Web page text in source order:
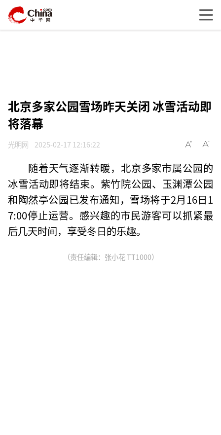
北京多家公园雪场昨天关闭 冰雪活动即
将落幕
光明网 2025-02-17 12:16:22
随着天气逐渐转暖，北京多家市属公园的
冰雪活动即将结束。紫竹院公园、玉渊潭公园
和陶然亭公园已发布通知，雪场将于2月16日1
7:00停止运营。感兴趣的市民游客可以抓紧最
后几天时间，享受冬日的乐趣。
（责任编辑：张小花 TT1000）